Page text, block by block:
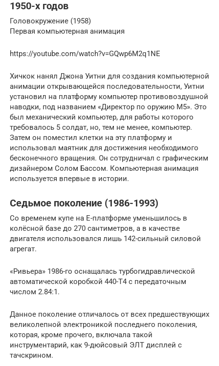
1950-х годов
Головокружение (1958)
Первая компьютерная анимация
https://youtube.com/watch?v=GQwp6M2q1NE
Хичкок нанял Джона Уитни для создания компьютерной
анимации открывающейся последовательности, Уитни
установил на платформу компьютер противовоздушной
наводки, под названием «Директор по оружию M5». Это
был механический компьютер, для работы которого
требовалось 5 солдат, но, тем не менее, компьютер.
Затем он поместил клетки на эту платформу и
использовал маятник для достижения необходимого
бесконечного вращения. Он сотрудничал с графическим
дизайнером Солом Бассом. Компьютерная анимация
используется впервые в истории.
Седьмое поколение (1986-1993)
Со временем купе на Е-платформе уменьшилось в
колёсной базе до 270 сантиметров, а в качестве
двигателя использовался лишь 142-сильный силовой
агрегат.
«Ривьера» 1986-го оснащалась турбогидравлической
автоматической коробкой 440-Т4 с передаточным
числом 2.84:1.
Данное поколение отличалось от всех предшествующих
великолепной электроникой последнего поколения,
которая, кроме прочего, включала такой
инструментарий, как 9-дюйсовый ЭЛТ дисплей с
тачскрином.